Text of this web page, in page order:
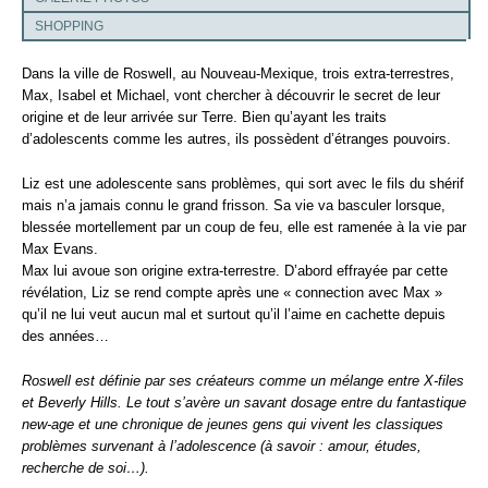
SHOPPING
Dans la ville de Roswell, au Nouveau-Mexique, trois extra-terrestres,
Max, Isabel et Michael, vont chercher à découvrir le secret de leur
origine et de leur arrivée sur Terre. Bien qu’ayant les traits
d’adolescents comme les autres, ils possèdent d’étranges pouvoirs.
Liz est une adolescente sans problèmes, qui sort avec le fils du shérif
mais n’a jamais connu le grand frisson. Sa vie va basculer lorsque,
blessée mortellement par un coup de feu, elle est ramenée à la vie par
Max Evans.
Max lui avoue son origine extra-terrestre. D’abord effrayée par cette
révélation, Liz se rend compte après une « connection avec Max »
qu’il ne lui veut aucun mal et surtout qu’il l’aime en cachette depuis
des années…
Roswell est définie par ses créateurs comme un mélange entre X-files
et Beverly Hills. Le tout s’avère un savant dosage entre du fantastique
new-age et une chronique de jeunes gens qui vivent les classiques
problèmes survenant à l’adolescence (à savoir : amour, études,
recherche de soi…).